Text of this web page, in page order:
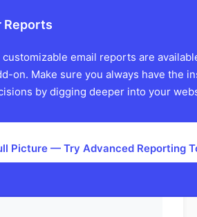
Reports
customizable email reports are
on. Make sure you always have the
by digging deeper into your
Picture — Try Advanced Reporting